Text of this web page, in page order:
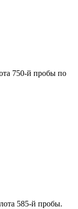
750-й пробы по
585-й пробы.